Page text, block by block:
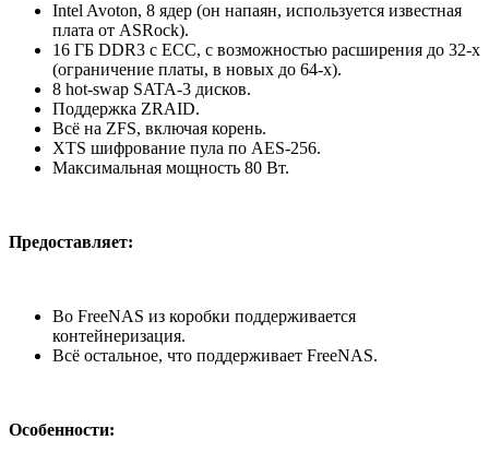
Intel Avoton, 8 ядер (он напаян, используется известная
плата от ASRock).
16 ГБ DDR3 с ECC, с возможностью расширения до 32-х
(ограничение платы, в новых до 64-х).
8 hot-swap SATA-3 дисков.
Поддержка ZRAID.
Всё на ZFS, включая корень.
XTS шифрование пула по AES-256.
Максимальная мощность 80 Вт.
Предоставляет:
Во FreeNAS из коробки поддерживается
контейнеризация.
Всё остальное, что поддерживает FreeNAS.
Особенности: